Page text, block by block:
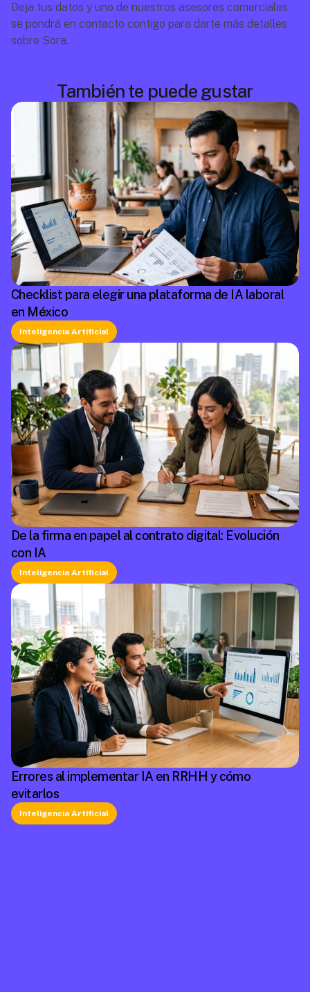
Deja tus datos y uno de nuestros asesores comerciales
se pondrá en contacto contigo para darte más detalles
sobre Sora.
También te puede gustar
Checklist para elegir una plataforma de IA laboral
en México
Inteligencia Artificial
De la firma en papel al contrato digital: Evolución
con IA
Inteligencia Artificial
Errores al implementar IA en RRHH y cómo
evitarlos
Inteligencia Artificial